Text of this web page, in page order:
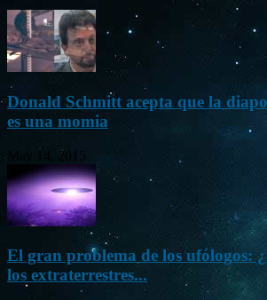
Donald Schmitt acepta que la
es una momia
May 14, 2015
El gran problema de los ufólogos:
los extraterrestres...